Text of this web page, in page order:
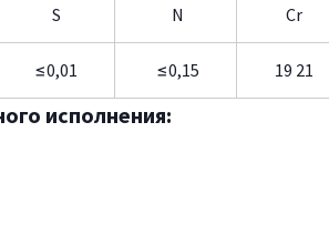
S N Cr
≤0,01 ≤0,15 19 21
исполнения: